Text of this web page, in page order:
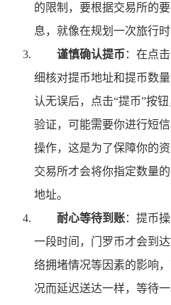
的限制，要根据交易所的
息，就像在规划一次旅行
谨慎确认提币 ：在点
细核对提币地址和提币数
认无误后，点击“提币”按
验证，可能需要你进行短
操作，这是为了保障你的
交易所才会将你指定数量
地址。
耐心等待到账：提币
一段时间，门罗币才会到
络拥堵情况等因素的影响
况而延迟送达一样，等待